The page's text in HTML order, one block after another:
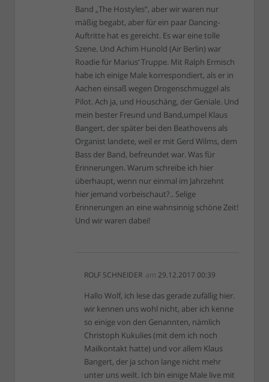
Band „The Hostyles“, aber wir waren nur
mäßig begabt, aber für ein paar Dancing-
Auftritte hat es gereicht. Es war eine tolle
Szene. Und Achim Hunold (Air Berlin) war
Roadie für Marius‘ Truppe. Mit Ralph Ermisch
habe ich einige Male korrespondiert, als er in
Aachen einsaß wegen Drogenschmuggel als
Pilot. Ach ja, und Houschäng, der Geniale. Und
mein bester Freund und Band,umpel Klaus
Bangert, der später bei den Beathovens als
Organist landete, weil er mit Gerd Wilms, dem
Bass der Band, befreundet war. Was für
Erinnerungen. Warum schreibe ich hier
überhaupt, wenn nur einmal im Jahrzehnt
hier jemand vorbeischaut?.. Selige
Erinnerungen an eine wahnsinnig schöne Zeit!
Und wir waren dabei!
ROLF SCHNEIDER am 29.12.2017 00:39
Hallo Wolf, ich lese das gerade zufällig hier.
wir kennen uns wohl nicht, aber ich kenne
so einige von den Genannten, nämlich
Christoph Kukulies (mit dem ich noch
Mailkontakt hatte) und vor allem Klaus
Bangert, der ja schon lange nicht mehr
unter uns weilt. Ich bin einige Male live mit